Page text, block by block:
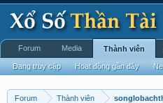
Forum Thành viên
Forum Media Thành viên
Đang truy cập Hoạt động gần đây